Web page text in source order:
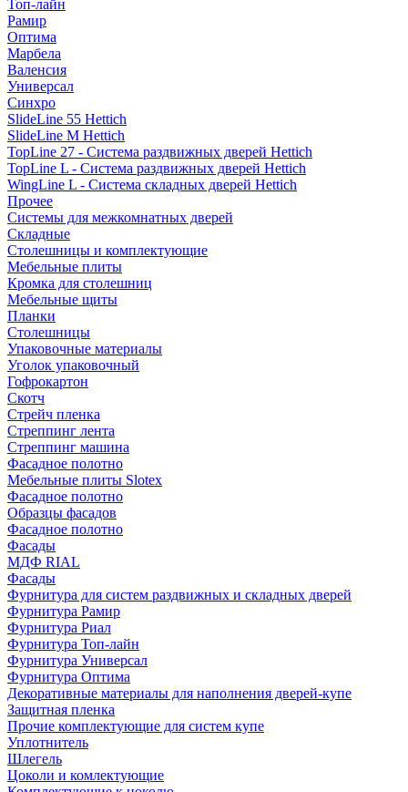
Топ-лайн
Рамир
Оптима
Марбела
Валенсия
Универсал
Синхро
SlideLine 55 Hettich
SlideLine M Hettich
TopLine 27 - Система раздвижных дверей Hettich
TopLine L - Система раздвижных дверей Hettich
WingLine L - Система складных дверей Hettich
Прочее
Системы для межкомнатных дверей
Складные
Столешницы и комплектующие
Мебельные плиты
Кромка для столешниц
Мебельные щиты
Планки
Столешницы
Упаковочные материалы
Уголок упаковочный
Гофрокартон
Скотч
Стрейч пленка
Стреппинг лента
Стреппинг машина
Фасадное полотно
Мебельные плиты Slotex
Фасадное полотно
Образцы фасадов
Фасадное полотно
Фасады
МДФ RIAL
Фасады
Фурнитура для систем раздвижных и складных дверей
Фурнитура Рамир
Фурнитура Риал
Фурнитура Топ-лайн
Фурнитура Универсал
Фурнитура Оптима
Декоративные материалы для наполнения дверей-купе
Защитная пленка
Прочие комплектующие для систем купе
Уплотнитель
Шлегель
Цоколи и комлектующие